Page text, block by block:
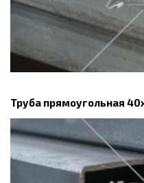
Труба прямоугольная